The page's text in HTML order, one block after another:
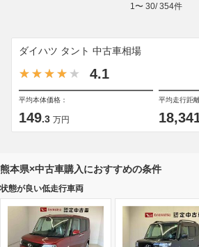
1 〜 30/354件
ダイハツ タント 中古車相場
4.1
平均本体価格：
149.3 万円
平均走行距
熊本県×中古車購入におすすめの条件
状態が良い低走行車両